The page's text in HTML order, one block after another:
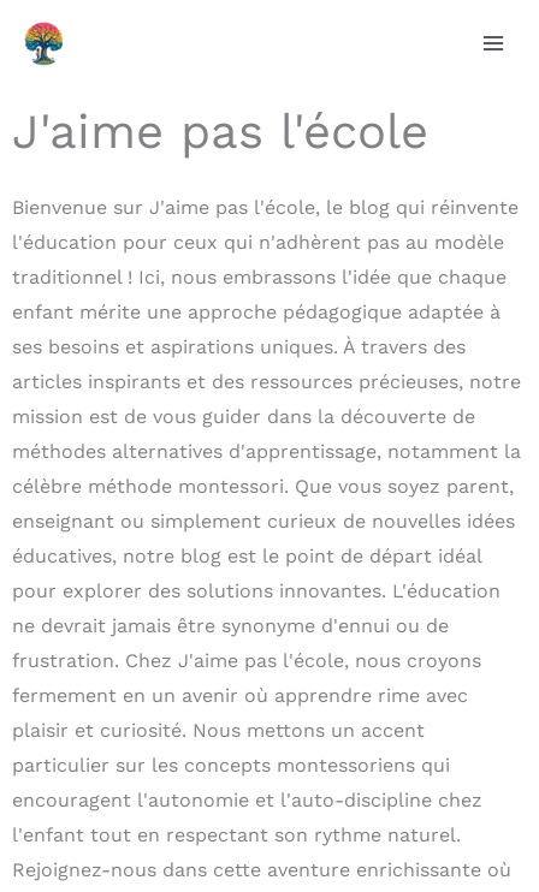
Aller
J'aime pas l'école
Bienvenue sur J'aime pas l'école, le blog qui réinvente
l'éducation pour ceux qui n'adhèrent pas au modèle
traditionnel ! Ici, nous embrassons l'idée que chaque
enfant mérite une approche pédagogique adaptée à
ses besoins et aspirations uniques. À travers des
articles inspirants et des ressources précieuses, notre
mission est de vous guider dans la découverte de
méthodes alternatives d'apprentissage, notamment la
célèbre méthode montessori. Que vous soyez parent,
enseignant ou simplement curieux de nouvelles idées
éducatives, notre blog est le point de départ idéal
pour explorer des solutions innovantes. L'éducation
ne devrait jamais être synonyme d'ennui ou de
frustration. Chez J'aime pas l'école, nous croyons
fermement en un avenir où apprendre rime avec
plaisir et curiosité. Nous mettons un accent
particulier sur les concepts montessoriens qui
encouragent l'autonomie et l'auto-discipline chez
l'enfant tout en respectant son rythme naturel.
Rejoignez-nous dans cette aventure enrichissante où